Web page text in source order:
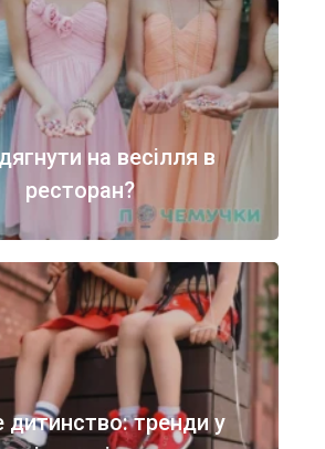
на весілля в
ресторан?
тренди у